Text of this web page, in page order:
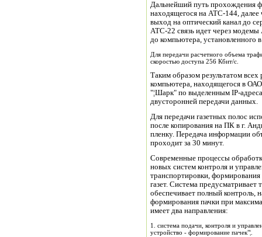
Дальнейший путь прохождения
находящегося на АТС-144,
выход на оптический канал до
АТС-22 связь идет через
до компьютера,
Для передачи расчетного объема
скоростью доступа 256 Кбит/с.
Таким образом результатом
компьютера, находящегося в
"¦Шарк" по выделенным IP-
двусторонней передачи данных.
Для передачи газетных полос
после копирования на ПК в г.
пленку. Передача информации
проходит за 30 минут.
Современные процессы
новых систем контроля и
транспортировки, формирования
газет. Система предусматривает
обеспечивает полный контроль,
формирования пачки при
имеет два направления:
1. система подачи, контроля и
устройство - формирование пачек"¦.